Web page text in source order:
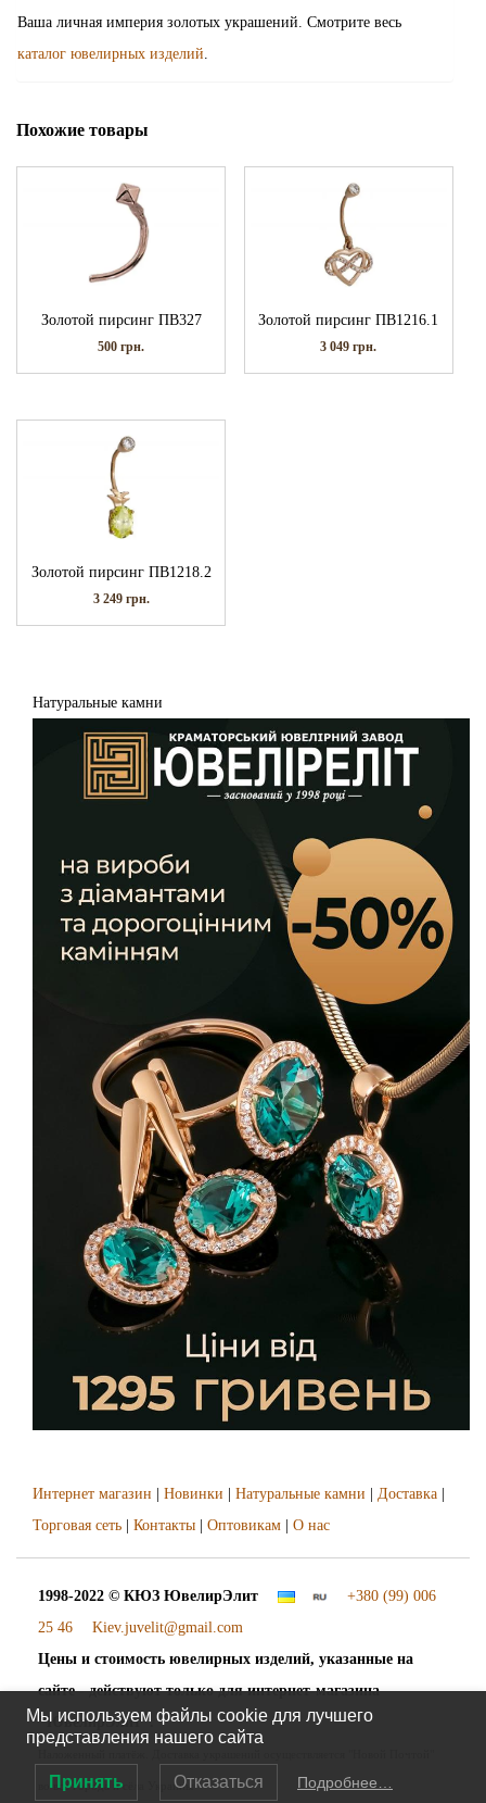
Ваша личная империя золотых украшений. Смотрите весь
каталог ювелирных изделий
Похожие товары
Золотой пирсинг ПВ327
500грн.
Золотой пирсинг ПВ1216.1
3 049грн.
Золотой пирсинг ПВ1218.2
3 249 грн.
Натуральные камни
Интернет магазин Новинки Натуральные камни Доставка
Торговая сеть
Контакты Оптовикам О нас
1998-2022 © КЮЗ ЮвелирЭлит
+380 (99) 006
25 46
Kiev.juvelit@gmail.com
Цены и стоимость ювелирных изделий, указанные на
сайте - действуют только для интернет-магазина
"ЮвелирЭлит".
во все города и сёла Украины
Мы используем файлы cookie для лучшего
представления нашего сайта
Принять Отказаться Подробнее…